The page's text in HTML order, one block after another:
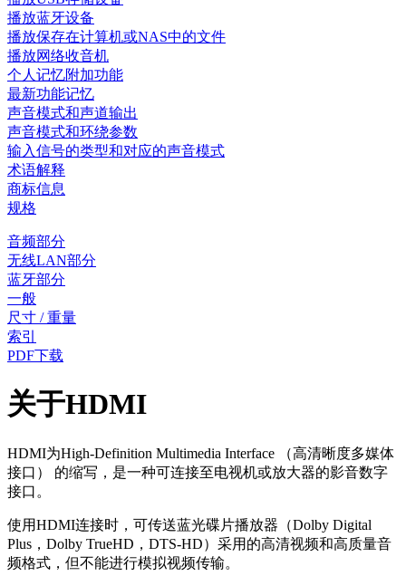
播放蓝牙设备
播放保存在计算机或NAS中的文件
播放网络收音机
个人记忆附加功能
最新功能记忆
声音模式和声道输出
声音模式和环绕参数
输入信号的类型和对应的声音模式
术语解释
商标信息
规格
音频部分
无线LAN部分
蓝牙部分
一般
尺寸 / 重量
索引
PDF下载
关于HDMI
HDMI为High-Definition Multimedia Interface （高清晰度多媒体
接口） 的缩写，是一种可连接至电视机或放大器的影音数字
接口。
使用HDMI连接时，可传送蓝光碟片播放器（Dolby Digital
Plus，Dolby TrueHD，DTS-HD）采用的高清视频和高质量音
频格式，但不能进行模拟视频传输。